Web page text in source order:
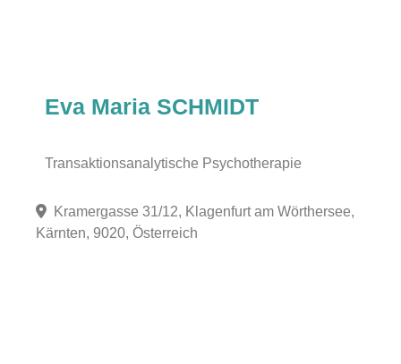
Eva Maria SCHMIDT
Transaktionsanalytische Psychotherapie
Kramergasse 31/12, Klagenfurt am Wörthersee,
Kärnten, 9020, Österreich